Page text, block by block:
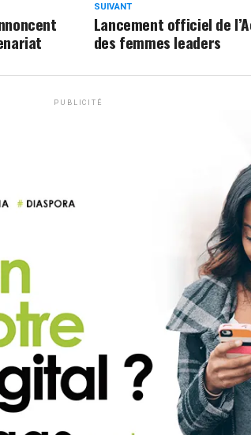
SUIVANT
Lancement officiel de
des femmes leaders
PUBLICITÉ